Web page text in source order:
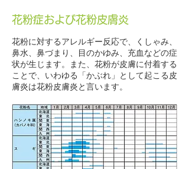
花粉症および花粉皮膚炎
花粉に対するアレルギー反応で、くしゃみ、
鼻水、鼻づまり、目のかゆみ、充血などの症
状が生じます。また、花粉が皮膚に付着する
ことで、いわゆる「かぶれ」として起こる皮
膚炎は花粉皮膚炎と言います。